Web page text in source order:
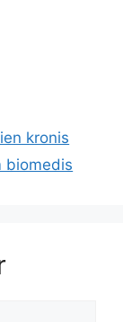
kronis
biomedis